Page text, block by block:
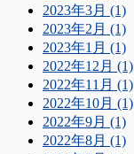
2023年3月 (1)
2023年2月 (1)
2023年1月 (1)
2022年12月 (1)
2022年11月 (1)
2022年10月 (1)
2022年9月 (1)
2022年8月 (1)